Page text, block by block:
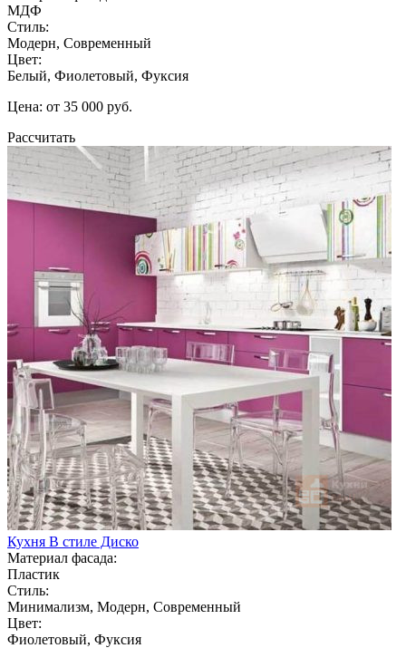
МДФ
Стиль:
Модерн, Современный
Цвет:
Белый, Фиолетовый, Фуксия
Цена: от 35 000 руб.
Рассчитать
Кухня В стиле Диско
Материал фасада:
Пластик
Стиль:
Минимализм, Модерн, Современный
Цвет:
Фиолетовый, Фуксия